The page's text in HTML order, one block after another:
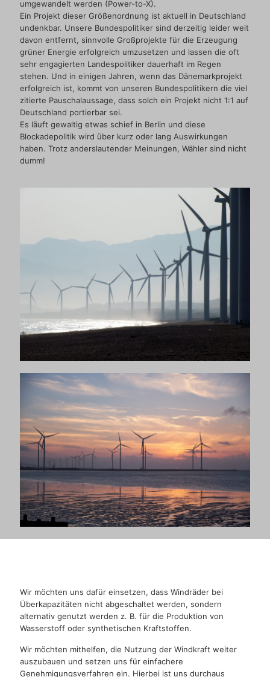
umgewandelt werden (Power-to-X).
Ein Projekt dieser Größenordnung ist aktuell in Deutschland
undenkbar. Unsere Bundespolitiker sind derzeitig leider weit
davon entfernt, sinnvolle Großprojekte für die Erzeugung
grüner Energie erfolgreich umzusetzen und lassen die oft
sehr engagierten Landespolitiker dauerhaft im Regen
stehen. Und in einigen Jahren, wenn das Dänemarkprojekt
erfolgreich ist, kommt von unseren Bundespolitikern die viel
zitierte Pauschalaussage, dass solch ein Projekt nicht 1:1 auf
Deutschland portierbar sei.
Es läuft gewaltig etwas schief in Berlin und diese
Blockadepolitik wird über kurz oder lang Auswirkungen
haben. Trotz anderslautender Meinungen, Wähler sind nicht
dumm!
Wir möchten uns dafür einsetzen, dass Windräder bei
Überkapazitäten nicht abgeschaltet werden, sondern
alternativ genutzt werden z. B. für die Produktion von
Wasserstoff oder synthetischen Kraftstoffen.
Wir möchten mithelfen, die Nutzung der Windkraft weiter
auszubauen und setzen uns für einfachere
Genehmigungsverfahren ein. Hierbei ist uns durchaus